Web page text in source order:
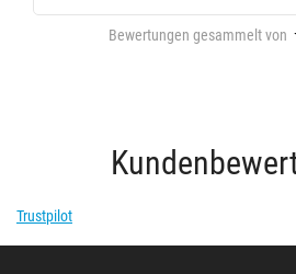
Bewertungen gesammelt von
Trustpilot